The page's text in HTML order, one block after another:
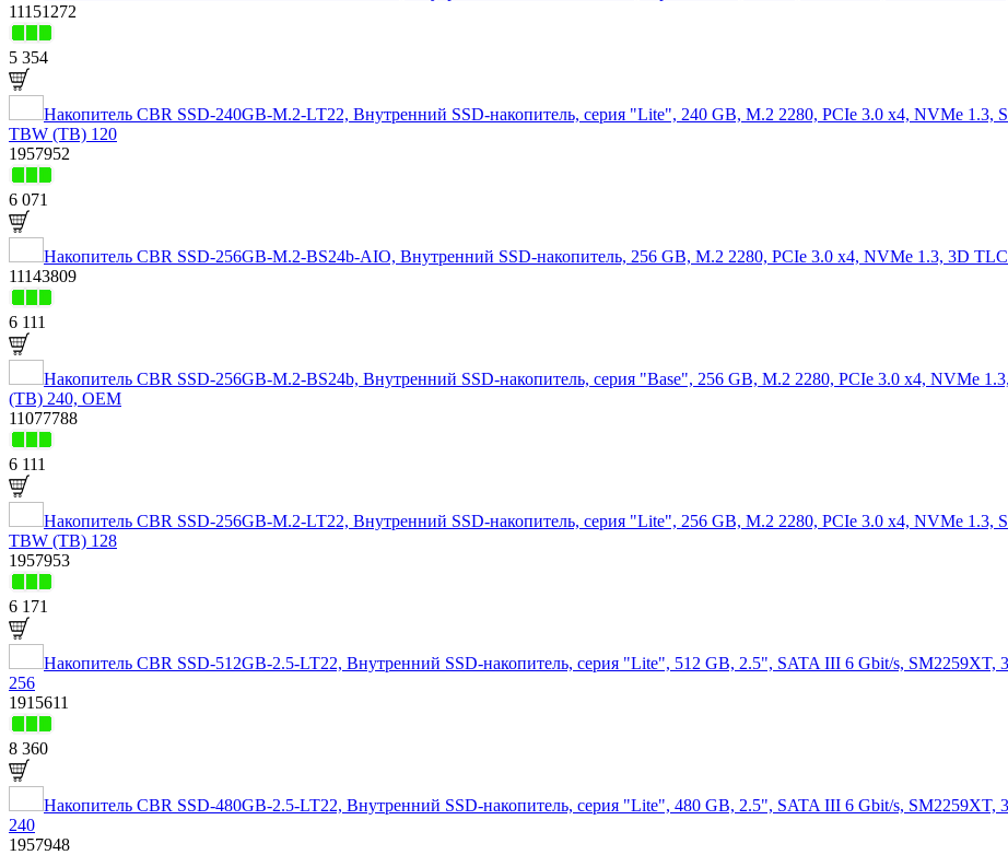
11151272
5 354
Накопитель CBR SSD-240GB-M.2-LT22, Внутренний SSD-накопитель, серия "Lite", 240 GB, M.2 2280, PCIe 3.0 x4, NVMe
TBW (TB) 120
1957952
6 071
Накопитель CBR SSD-256GB-M.2-BS24b-AIO, Внутренний SSD-накопитель, 256 GB, M.2 2280, PCIe 3.0 x4, NVMe 1.3, 3D
11143809
6 111
Накопитель CBR SSD-256GB-M.2-BS24b, Внутренний SSD-накопитель, серия "Base", 256 GB, M.2 2280, PCIe 3.0 x4, NVMe
(TB) 240, OEM
11077788
6 111
Накопитель CBR SSD-256GB-M.2-LT22, Внутренний SSD-накопитель, серия "Lite", 256 GB, M.2 2280, PCIe 3.0 x4, NVMe
TBW (TB) 128
1957953
6 171
Накопитель CBR SSD-512GB-2.5-LT22, Внутренний SSD-накопитель, серия "Lite", 512 GB, 2.5", SATA III 6 Gbit/s,
256
1915611
8 360
Накопитель CBR SSD-480GB-2.5-LT22, Внутренний SSD-накопитель, серия "Lite", 480 GB, 2.5", SATA III 6 Gbit/s,
240
1957948